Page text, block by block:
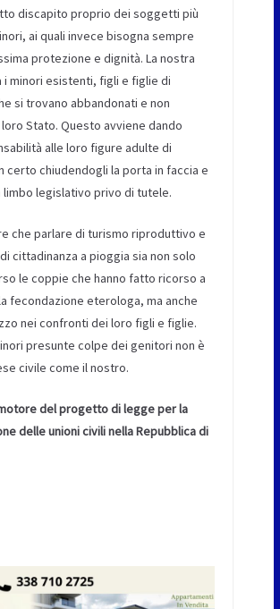
discapito proprio dei soggetti più
ai quali invece bisogna sempre
protezione e dignità. La nostra
minori esistenti, figli e figlie di
si trovano abbandonati e non
Stato. Questo avviene dando
alle loro figure adulte di
certo chiudendogli la porta in faccia e
limbo legislativo privo di tutele.
che parlare di turismo riproduttivo e
cittadinanza a pioggia sia non solo
le coppie che hanno fatto ricorso a
fecondazione eterologa, ma anche
nei confronti dei loro figli e figlie.
presunte colpe dei genitori non è
civile come il nostro.
del progetto di leggeper la
delle unioni civili nella Repubblica di